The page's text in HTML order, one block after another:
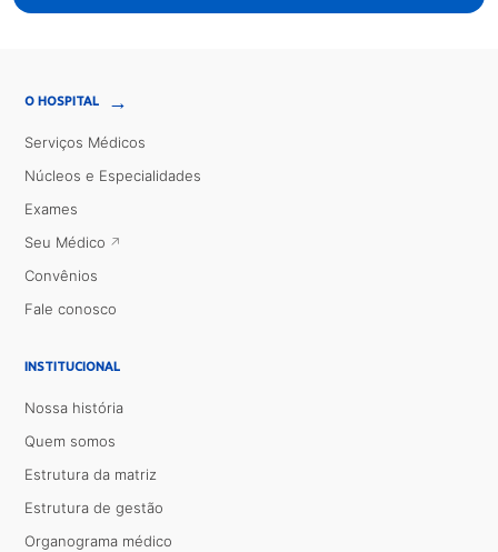
O HOSPITAL →
Serviços Médicos
Núcleos e Especialidades
Exames
Seu Médico
Convênios
Fale conosco
INSTITUCIONAL
Nossa história
Quem somos
Estrutura da matriz
Estrutura de gestão
Organograma médico